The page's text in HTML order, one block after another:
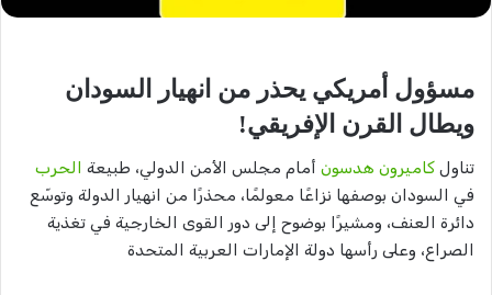
مسؤول أمريكي يحذر من انهيار السودان
ويطال القرن الإفريقي!
تناول كاميرون هدسون أمام مجلس الأمن الدولي، طبيعة الحرب
في السودان بوصفها نزاعًا معولمًا، محذرًا من انهيار الدولة وتوسّع
دائرة العنف، ومشيرًا بوضوح إلى دور القوى الخارجية في تغذية
الصراع، وعلى رأسها دولة الإمارات العربية المتحدة